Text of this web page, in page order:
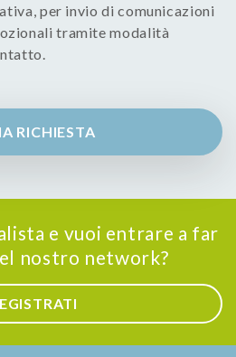
per invio di comunicazioni
tramite modalità
RICHIESTA
e vuoi entrare a far
nostro network?